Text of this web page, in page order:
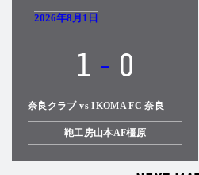
2026年8月1日
1 - 0
鞄工房山本AF橿原
奈良クラブ vs IKOMA FC 奈良